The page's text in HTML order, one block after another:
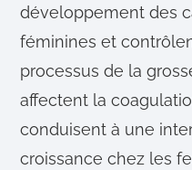
développement des
féminines et
processus de la
affectent la
conduisent à une
croissance chez les